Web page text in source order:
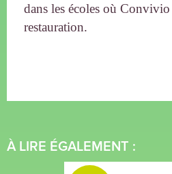
dans les écoles où Convivio
restauration.
À LIRE ÉGALEMENT :